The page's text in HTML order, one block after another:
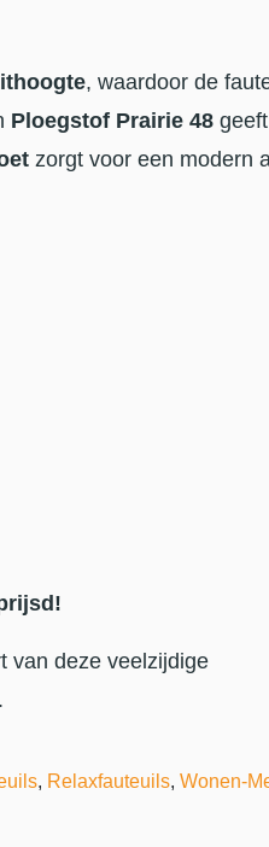
, waardoor de
Ploegstof Prairie 48
zorgt voor een modern
van deze veelzijdige
, Relaxfauteuils, Wonen-